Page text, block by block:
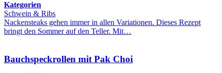
Kategorien
Schwein & Ribs
Nackensteaks gehen immer in allen Variationen. Dieses Rezept
bringt den Sommer auf den Teller. Mit…
Bauchspeckrollen mit Pak Choi